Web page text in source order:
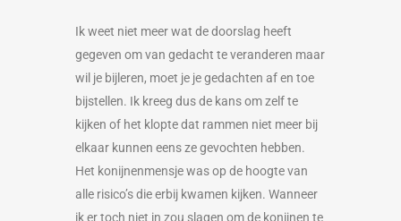
Ik weet niet meer wat de doorslag heeft
gegeven om van gedacht te veranderen maar
wil je bijleren, moet je je gedachten af en toe
bijstellen. Ik kreeg dus de kans om zelf te
kijken of het klopte dat rammen niet meer bij
elkaar kunnen eens ze gevochten hebben.
Het konijnenmensje was op de hoogte van
alle risico’s die erbij kwamen kijken. Wanneer
ik er toch niet in zou slagen om de konijnen te